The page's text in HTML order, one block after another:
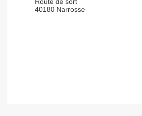
40180 Narrosse